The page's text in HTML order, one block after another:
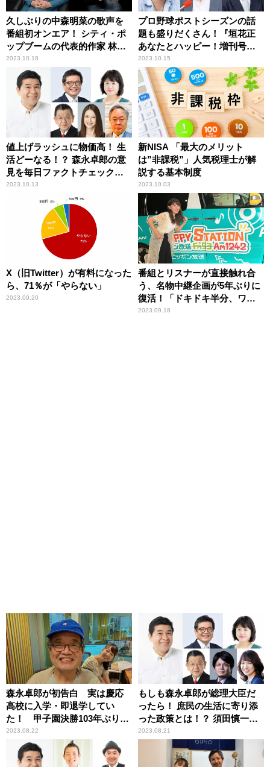
久しぶりの中森明菜の歌声を
番組初オンエア！ シティ・ポ
ップブームの代表的作家 林哲
司ゲスト出演
2023.10.18
プロ野球ポストシーズンの話
題も盛りだくさん！『垣花正
あなたとハッピー！増刊号』
放送決定！
2023.10.15
値上げラッシュに物価高！ 生
活どーなる！？ 森永卓郎の意
見を毎日ファクトチェック！
中瀬ゆかり、須田慎一郎、山
口真由、高橋洋一と議論
2023.10.13
新NISA 「最大のメリット
は”非課税”」人気税理士が解
説する基本制度
2023.10.03
X（旧Twitter）が有料になった
ら、71％が「やらない」
2023.09.20
番組とリスナーが直接触れ合
う、名物中継企画が5年ぶりに
復活！「ドキドキ半分、ワク
ワク半分です」ニッポン放
2023.09.18
森永卓郎が初告白 実は慶応
高校に入学・即退学してい
た！ 甲子園決勝103年ぶり進
出を受け明かす
2023.08.22
もしも森永卓郎が総理大臣だ
ったら！ 庶民の生活に寄り添
った政策とは！？ 須田慎一
郎、森永康平、豊田真由子、
中瀬ゆかりと議論
2023.08.21